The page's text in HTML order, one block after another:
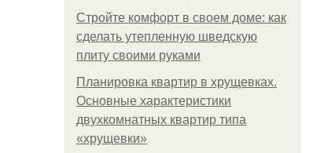
Стройте комфорт в своем доме: как
сделать утепленную шведскую
плиту своими руками
Планировка квартир в хрущевках.
Основные характеристики
двухкомнатных квартир типа
«хрущевки»